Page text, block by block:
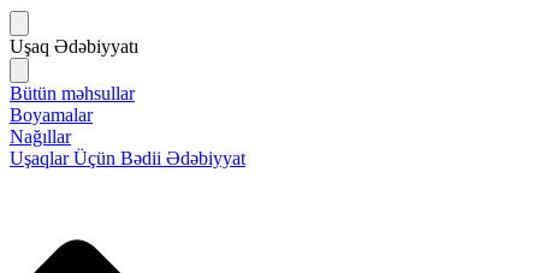
Uşaq Ədəbiyyatı
Bütün məhsullar
Boyamalar
Nağıllar
Uşaqlar Üçün Bədii Ədəbiyyat